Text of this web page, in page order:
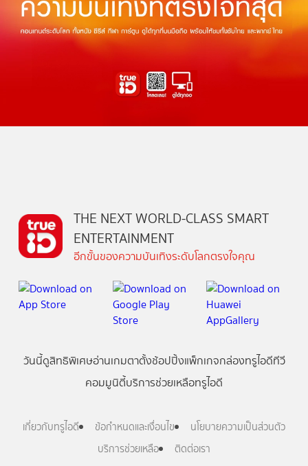
THE NEXT WORLD-CLASS SMART
ENTERTAINMENT
อีกขั้นของความบันเทิงระดับโลกตรงใจคุณ
วันนี้ดูสิทธิพิเศษอ่านเกมตาตั้งช้อปปิ้งแพ็กเกจกล่องทรูไอดีทีวี
คอมมูนิตี้บริการช่วยเหลือทรูไอดี
เกี่ยวกับทรูไอดี ข้อกำหนดและเงื่อนไข
นโยบายความเป็นส่วนตัว
บริการช่วยเหลือ
ติดต่อเรา